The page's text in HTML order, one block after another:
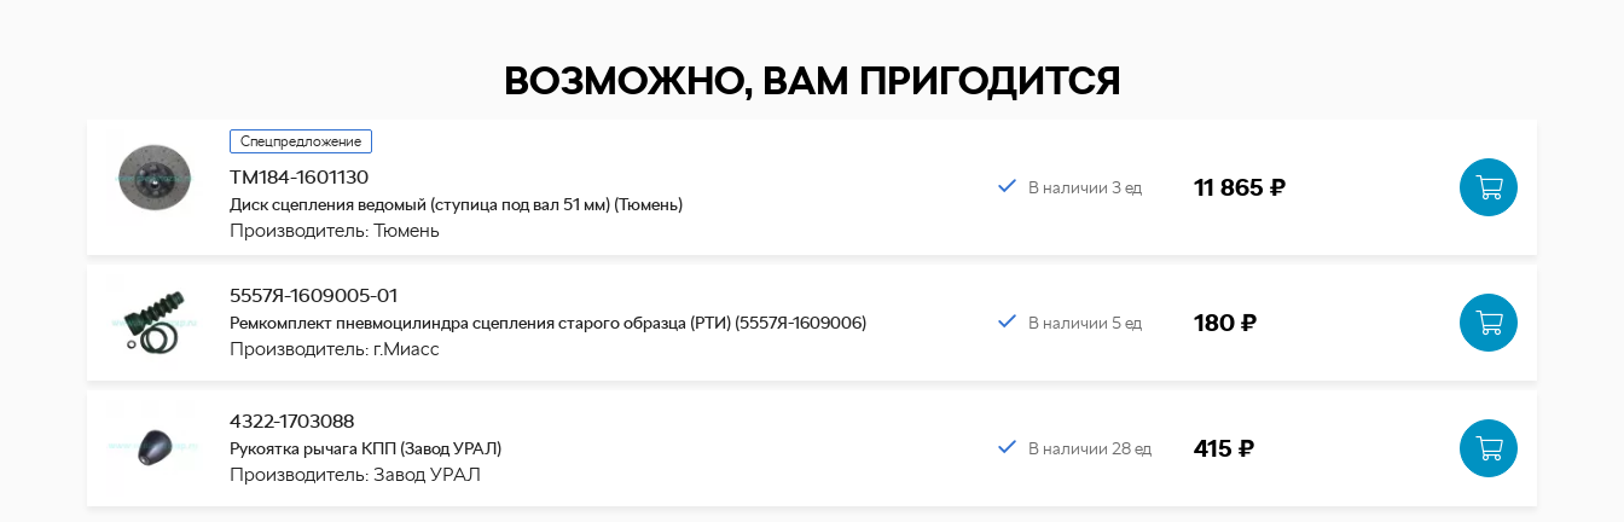
ВОЗМОЖНО, ВАМ ПРИГОДИТСЯ
Спецпредложение
ТМ184-1601130
Диск сцепления ведомый (ступица под вал 51 мм) (Тюмень)
Производитель: Тюмень
В наличии 3 ед 11 865 ₽
5557Я-1609005-01
Ремкомплект пневмоцилиндра сцепления старого образца (РТИ) (5557Я-1609006)
Производитель: г.Миасс
В наличии 5 ед 180 ₽
4322-1703088
Рукоятка рычага КПП (Завод УРАЛ)
Производитель: Завод УРАЛ
В наличии 28 ед 415 ₽